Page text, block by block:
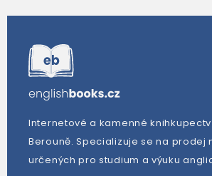
Internetové a kamenné
Berouně. Specializuje se na prodej
určených pro studium a výuku